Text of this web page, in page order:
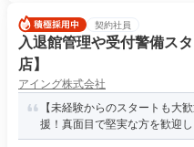
契約社員
入退館管理や受付警備ス
店】
アイング株式会社
【未経験からのスタートも大
援！真面目で堅実な方を歓迎